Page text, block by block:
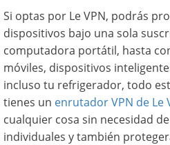
Si optas por Le VPN, podrás
dispositivos bajo una sola
computadora portátil, hasta
móviles, dispositivos
incluso tu refrigerador, todo
tienes un enrutador VPN de Le
cualquier cosa sin necesidad
individuales y también